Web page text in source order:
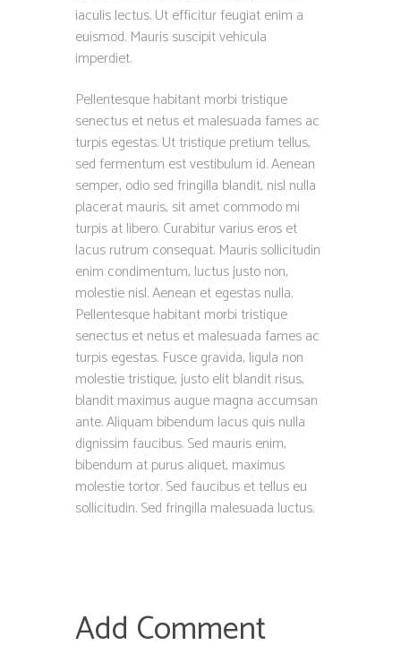
iaculis lectus. Ut efficitur feugiat enim a
euismod. Mauris suscipit vehicula
imperdiet.
Pellentesque habitant morbi tristique
senectus et netus et malesuada fames ac
turpis egestas. Ut tristique pretium tellus,
sed fermentum est vestibulum id. Aenean
semper, odio sed fringilla blandit, nisl nulla
placerat mauris, sit amet commodo mi
turpis at libero. Curabitur varius eros et
lacus rutrum consequat. Mauris sollicitudin
enim condimentum, luctus justo non,
molestie nisl. Aenean et egestas nulla.
Pellentesque habitant morbi tristique
senectus et netus et malesuada fames ac
turpis egestas. Fusce gravida, ligula non
molestie tristique, justo elit blandit risus,
blandit maximus augue magna accumsan
ante. Aliquam bibendum lacus quis nulla
dignissim faucibus. Sed mauris enim,
bibendum at purus aliquet, maximus
molestie tortor. Sed faucibus et tellus eu
sollicitudin. Sed fringilla malesuada luctus.
Add Comment